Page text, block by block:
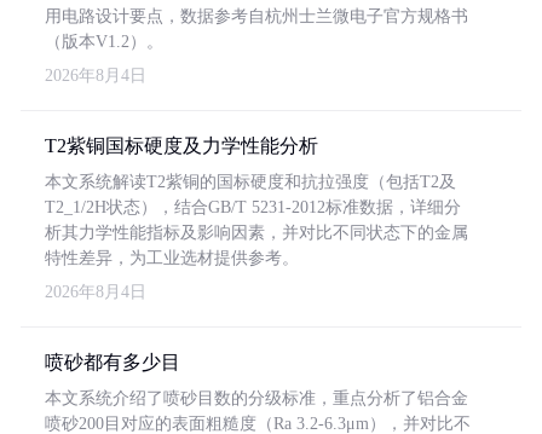
用电路设计要点，数据参考自杭州士兰微电子官方规格书
（版本V1.2）。
2026年8月4日
T2紫铜国标硬度及力学性能分析
本文系统解读T2紫铜的国标硬度和抗拉强度（包括T2及
T2_1/2H状态），结合GB/T 5231-2012标准数据，详细分
析其力学性能指标及影响因素，并对比不同状态下的金属
特性差异，为工业选材提供参考。
2026年8月4日
喷砂都有多少目
本文系统介绍了喷砂目数的分级标准，重点分析了铝合金
喷砂200目对应的表面粗糙度（Ra 3.2-6.3μm），并对比不